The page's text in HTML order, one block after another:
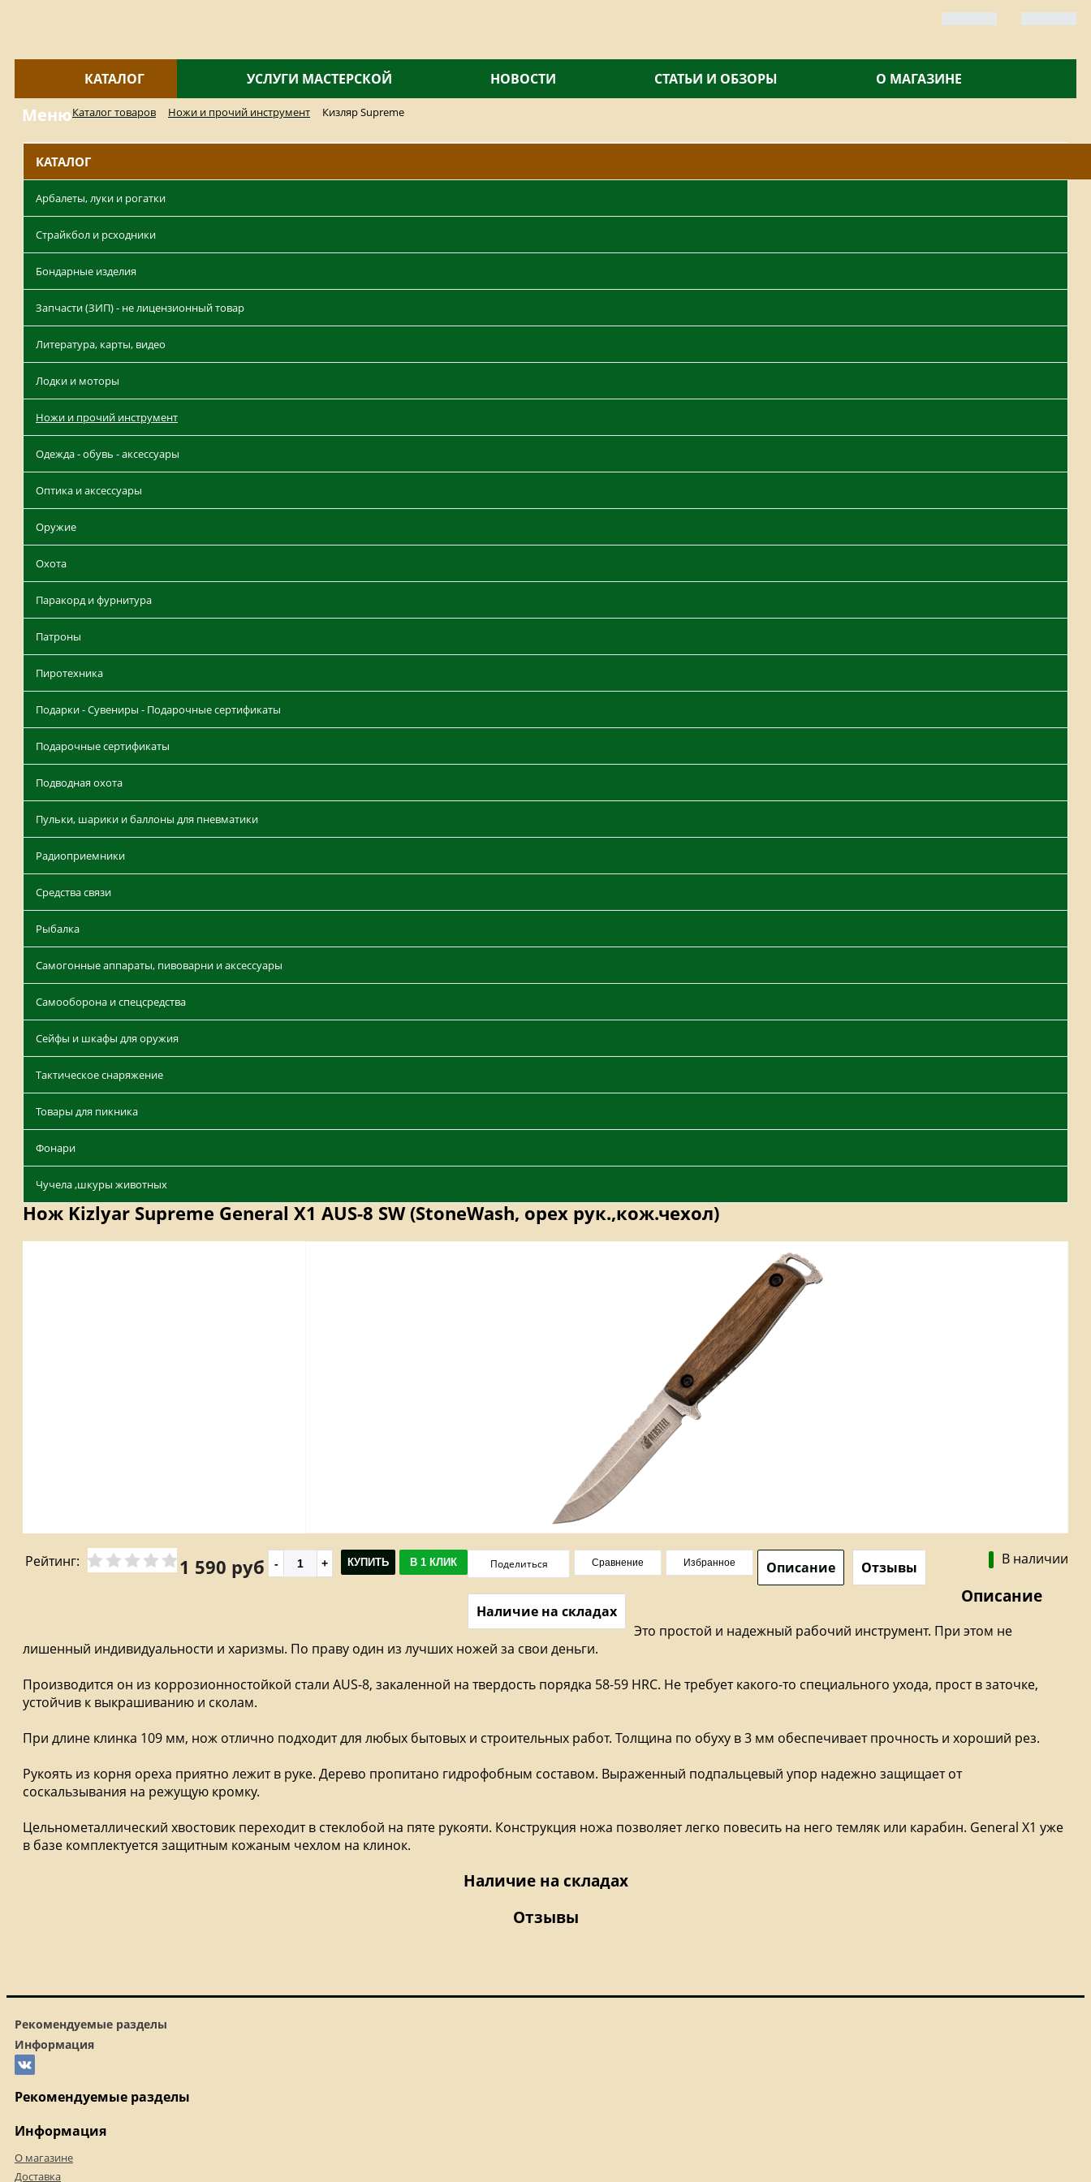
КАТАЛОГ УСЛУГИ МАСТЕРСКОЙ НОВОСТИ СТАТЬИ И ОБЗОРЫ О МАГАЗИНЕ
МенюКаталог товаров Ножи и прочий инструмент Кизляр Supreme
КАТАЛОГ
Арбалеты, луки и рогатки
Страйкбол и рсходники
Бондарные изделия
Запчасти (ЗИП) - не лицензионный товар
Литература, карты, видео
Лодки и моторы
Ножи и прочий инструмент
Одежда - обувь - аксессуары
Оптика и аксессуары
Оружие
Охота
Паракорд и фурнитура
Патроны
Пиротехника
Подарки - Сувениры - Подарочные сертификаты
Подарочные сертификаты
Подводная охота
Пульки, шарики и баллоны для пневматики
Радиоприемники
Средства связи
Рыбалка
Самогонные аппараты, пивоварни и аксессуары
Самооборона и спецсредства
Сейфы и шкафы для оружия
Тактическое снаряжение
Товары для пикника
Фонари
Чучела ,шкуры животных
Нож Kizlyar Supreme General X1 AUS-8 SW (StoneWash, орех рук.,кож.чехол)
Описание Отзывы Наличие на складах
Рейтинг: В наличии
1 590 руб КУПИТЬ В 1 КЛИК Поделиться Сравнение Избранное Описание Отзывы
Наличие на складах
Описание
Это простой и надежный рабочий инструмент. При этом не
лишенный индивидуальности и харизмы. По праву один из лучших ножей за свои деньги.
Производится он из коррозионностойкой стали AUS-8, закаленной на твердость порядка 58-59 HRC. Не требует какого-то специального ухода, прост в заточке,
устойчив к выкрашиванию и сколам.
При длине клинка 109 мм, нож отлично подходит для любых бытовых и строительных работ. Толщина по обуху в 3 мм обеспечивает прочность и хороший рез.
Рукоять из корня ореха приятно лежит в руке. Дерево пропитано гидрофобным составом. Выраженный подпальцевый упор надежно защищает от
соскальзывания на режущую кромку.
Цельнометаллический хвостовик переходит в стеклобой на пяте рукояти. Конструкция ножа позволяет легко повесить на него темляк или карабин. General X1 уже
в базе комплектуется защитным кожаным чехлом на клинок.
Наличие на складах
Отзывы
Рекомендуемые разделы
Информация
Рекомендуемые разделы
Информация
О магазине
Доставка